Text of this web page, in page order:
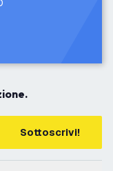
Sottoscrivi!